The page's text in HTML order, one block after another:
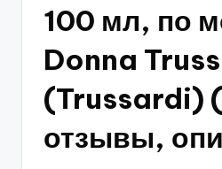
100 мл, по
Donna
(Trussardi)
отзывы,